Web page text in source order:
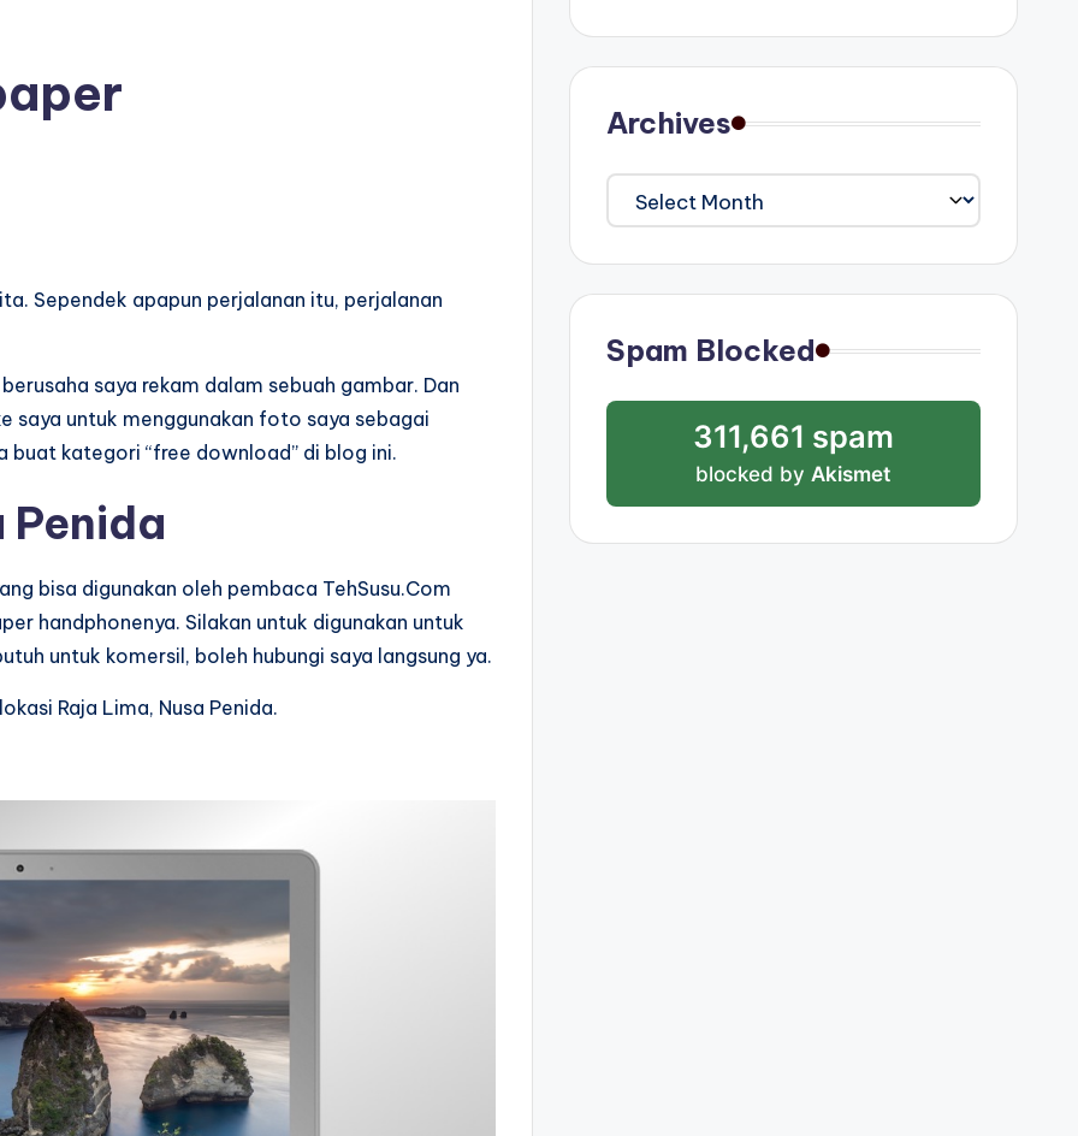
Sependek apapun perjalanan itu, perjalanan
saya rekam dalam sebuah gambar. Dan
saya untuk menggunakan foto saya sebagai
buat kategori “free download” di blog ini.
Penida
bisa digunakan oleh pembaca TehSusu.Com
handphonenya. Silakan untuk digunakan untuk
untuk komersil, boleh hubungi saya langsung ya.
Raja Lima, Nusa Penida.
Archives
Archives
Spam Blocked
311,661 spam
blocked byAkismet